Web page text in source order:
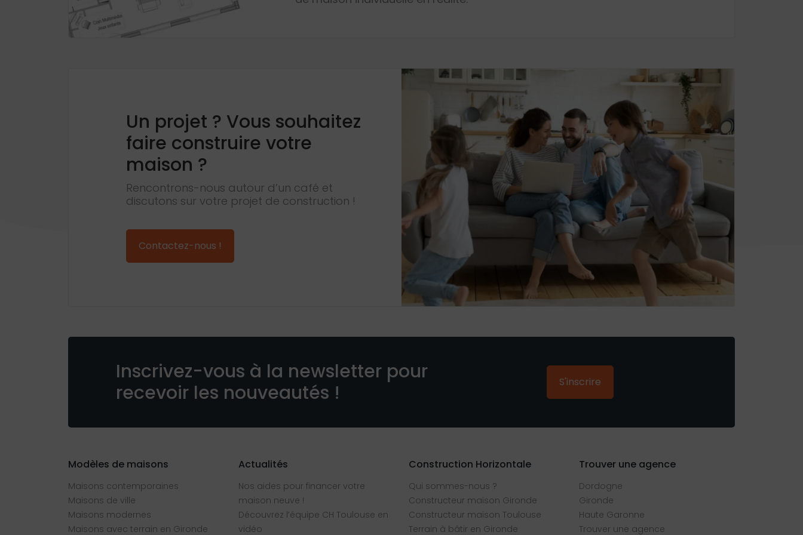
Un projet ? Vous souhaitez
faire construire votre
maison ?
Rencontrons-nous autour d’un café et
discutons sur votre projet de construction !
Contactez-nous !
Inscrivez-vous à la newsletter pour
recevoir les nouveautés !
S'inscrire
Modèles de maisons
Maisons contemporaines
Maisons de ville
Maisons modernes
Maisons avec terrain en Gironde
Actualités
Nos aides pour financer votre
maison neuve !
Découvrez l’équipe CH Toulouse en
vidéo
Construction Horizontale
Qui sommes-nous ?
Constructeur maison Gironde
Constructeur maison Toulouse
Terrain à bâtir en Gironde
Trouver une agence
Dordogne
Gironde
Haute Garonne
Trouver une agence